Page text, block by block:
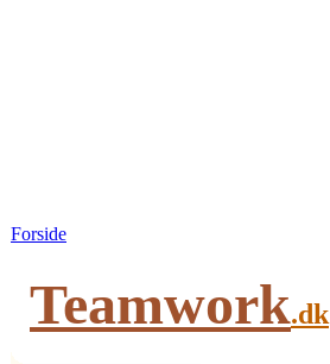
Forside
Teamwork.dk